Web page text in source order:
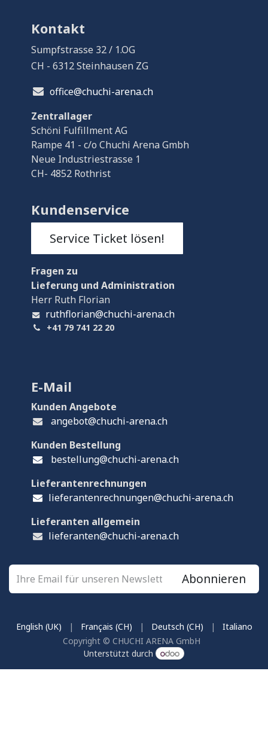
Kontakt
Sumpfstrasse 32 / 1.OG
CH - 6312 Steinhausen ZG
office@chuchi-arena.ch
Zentrallager
Schöni Fulfillment AG
Rampe 41 - c/o Chuchi Arena Gmbh
Neue Industriestrasse 1
CH- 4852 Rothrist
Kundenservice
Service Ticket lösen!
Fragen zu
Lieferung und Administration
Herr Ruth Florian
ruthflorian@chuchi-arena.ch
+41 79 741 22 20
E-Mail
Kunden Angebote
angebot@chuchi-arena.ch
Kunden Bestellung
bestellung@chuchi-arena.ch
Lieferantenrechnungen
lieferantenrechnungen@chuchi-arena.ch
Lieferanten allgemein
lieferanten@chuchi-arena.ch
Abonnieren
Copyright © CHUCHI ARENA GmbH
English (UK) | Français (CH) | Deutsch (CH) | Italiano
Unterstützt durch